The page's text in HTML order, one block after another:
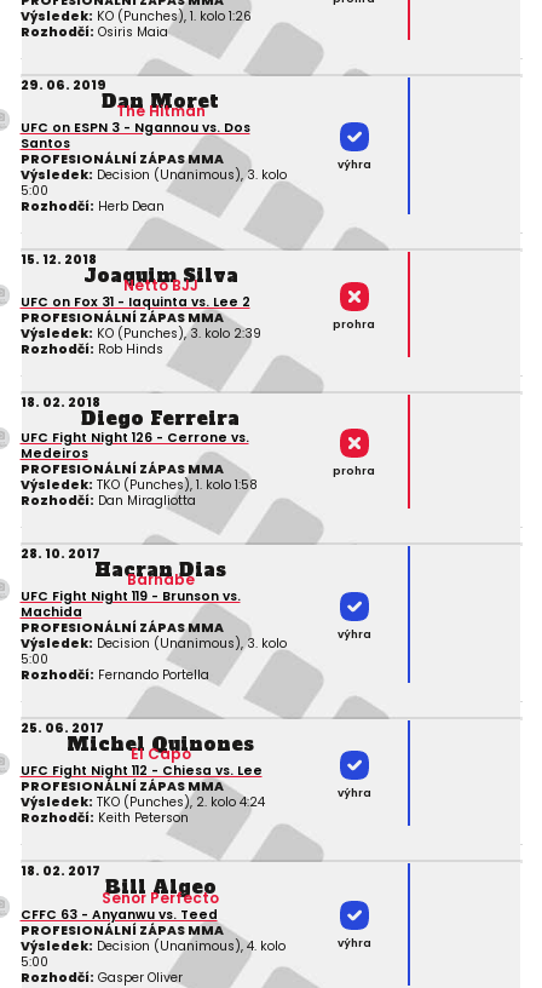
Výsledek: KO (Punches), 1. kolo 1:26
Rozhodčí: Osiris Maia
29. 06. 2019
Dan Moret
The Hitman
UFC on ESPN 3 - Ngannou vs. Dos
Santos
PROFESIONÁLNÍ ZÁPAS MMA
Výsledek: Decision (Unanimous), 3. kolo
5:00
Rozhodčí: Herb Dean
výhra
15. 12. 2018
Joaquim Silva
Netto BJJ
UFC on Fox 31 - Iaquinta vs. Lee 2
PROFESIONÁLNÍ ZÁPAS MMA
Výsledek: KO (Punches), 3. kolo 2:39
Rozhodčí: Rob Hinds
prohra
18. 02. 2018
Diego Ferreira
UFC Fight Night 126 - Cerrone vs.
Medeiros
PROFESIONÁLNÍ ZÁPAS MMA
Výsledek: TKO (Punches), 1. kolo 1:58
Rozhodčí: Dan Miragliotta
prohra
28. 10. 2017
Hacran Dias
Barnabe
UFC Fight Night 119 - Brunson vs.
Machida
PROFESIONÁLNÍ ZÁPAS MMA
Výsledek: Decision (Unanimous), 3. kolo
5:00
Rozhodčí: Fernando Portella
výhra
25. 06. 2017
Michel Quinones
El Capo
UFC Fight Night 112 - Chiesa vs. Lee
PROFESIONÁLNÍ ZÁPAS MMA
Výsledek: TKO (Punches), 2. kolo 4:24
Rozhodčí: Keith Peterson
výhra
18. 02. 2017
Bill Algeo
Senor Perfecto
CFFC 63 - Anyanwu vs. Teed
PROFESIONÁLNÍ ZÁPAS MMA
Výsledek: Decision (Unanimous), 4. kolo
5:00
Rozhodčí: Gasper Oliver
výhra